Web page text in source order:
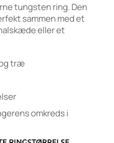
tungsten ring. Den
sammen med et
eller et
træ
omkreds i